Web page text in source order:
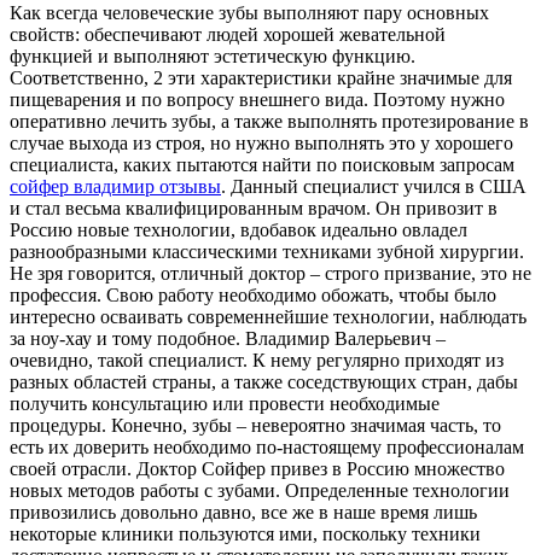
Кaк всeгдa человеческие зубы выполняют пару основных
свойств: обеспечивают людей хорошей жевательной
функцией и выполняют эстетическую функцию.
Соответственно, 2 эти характеристики крайне значимые для
пищеварения и по вопросу внешнего вида. Поэтому нужно
оперативно лечить зубы, а также выполнять протезирование в
случае выхода из строя, но нужно выполнять это у хорошего
специалиста, каких пытаются найти по поисковым запросам
сойфер владимир отзывы. Данный специалист учился в США
и стал весьма квалифицированным врачом. Он привозит в
Россию новые технологии, вдобавок идеально овладел
разнообразными классическими техниками зубной хирургии.
Не зря говорится, отличный доктор – строго призвание, это не
профессия. Свою работу необходимо обожать, чтобы было
интересно осваивать современнейшие технологии, наблюдать
за ноу-хау и тому подобное. Владимир Валерьевич –
очевидно, такой специалист. К нему регулярно приходят из
разных областей страны, а также соседствующих стран, дабы
получить консультацию или провести необходимые
процедуры. Конечно, зубы – невероятно значимая часть, то
есть их доверить необходимо по-настоящему профессионалам
своей отрасли. Доктор Сойфер привез в Россию множество
новых методов работы с зубами. Определенные технологии
привозились довольно давно, все же в наше время лишь
некоторые клиники пользуются ими, поскольку техники